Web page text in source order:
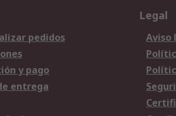
pedidos
y pago
entrega
Legal
Aviso